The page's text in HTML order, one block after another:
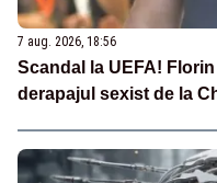
7 aug. 2026, 18:56
Scandal la UEFA!
derapajul sexist de la